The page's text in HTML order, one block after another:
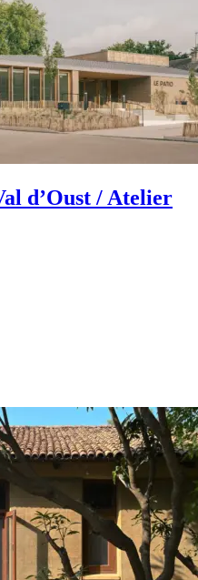
d’Oust / Atelier